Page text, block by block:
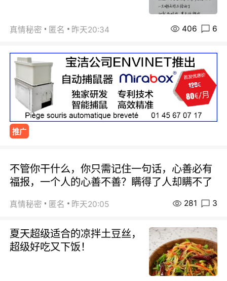
真情秘密 匿名 昨天20:34 406 6
推广
不管你干什么，你只需记住一句话，心善必有
福报，一个人的心善不善？瞒得了人却瞒不了
真情秘密 匿名 昨天20:05 281 3
夏天超级适合的凉拌土豆丝，
超级好吃又下饭！